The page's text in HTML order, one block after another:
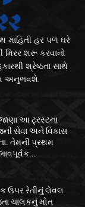
માહિતી હર પળ ઘરે
મિરર શરૂ કરવાનો
શ્રેષ્ઠતા સાથે
અનુભવશે.
આ ટ્રસ્ટના
સેવા અને વિકાસ
તેમની પ્રથમ
ઉપર રેતીનું લેવલ
ચાલકનું મોત